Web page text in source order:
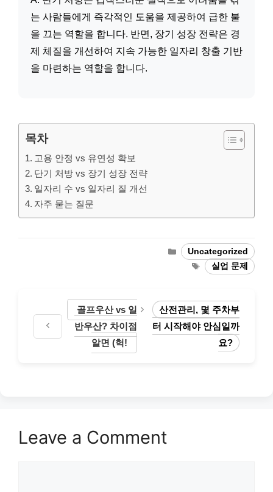
는 사람들에게 즉각적인 도움을 제공하여 급한 불
을 끄는 역할을 합니다. 반면, 장기 성장 전략은 경
제 체질을 개선하여 지속 가능한 일자리 창출 기반
을 마련하는 역할을 합니다.
목차
고용 안정 vs 유연성 확보
단기 처방 vs 장기 성장 전략
일자리 수 vs 일자리 질 개선
자주 묻는 질문
Categories
Uncategorized
Tags
실업 문제
골프우산 vs 일
반우산? 차이점
알면 (헉!
산전관리, 몇 주차부
터 시작해야 안심일까
요?
Leave a Comment